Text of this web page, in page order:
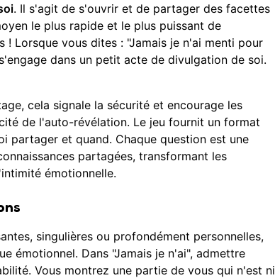
. Il s'agit de s'ouvrir et de partager des facettes
le plus rapide et le plus puissant de
Lorsque vous dites : "Jamais je n'ai menti pour
dans un petit acte de divulgation de soi.
cela signale la sécurité et encourage les
de l'auto-révélation. Le jeu fournit un format
partager et quand. Chaque question est une
partagées, transformant les
émotionnelle.
singulières ou profondément personnelles,
émotionnel. Dans "Jamais je n'ai", admettre
Vous montrez une partie de vous qui n'est ni